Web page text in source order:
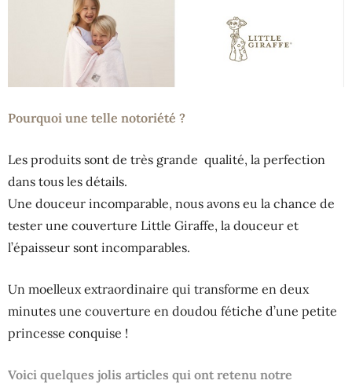
Pourquoi une telle notoriété ?
Les produits sont de très grande qualité, la perfection
dans tous les détails.
Une douceur incomparable, nous avons eu la chance de
tester une couverture Little Giraffe, la douceur et
l’épaisseur sont incomparables.
Un moelleux extraordinaire qui transforme en deux
minutes une couverture en doudou fétiche d’une petite
princesse conquise !
Voici quelques jolis articles qui ont retenu notre